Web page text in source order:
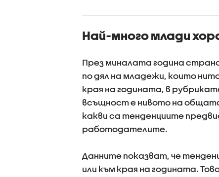
Най-много млади
През миналата година
по дял на младежи, които
края на годината, в
всъщност е нивото на
какви са тенденциите
работодателите.
Данните показват, че
или към края на годината.